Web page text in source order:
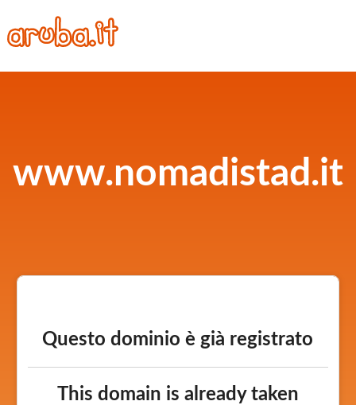
www.nomadistad.it
Questo dominio è già registrato
This domain is already taken